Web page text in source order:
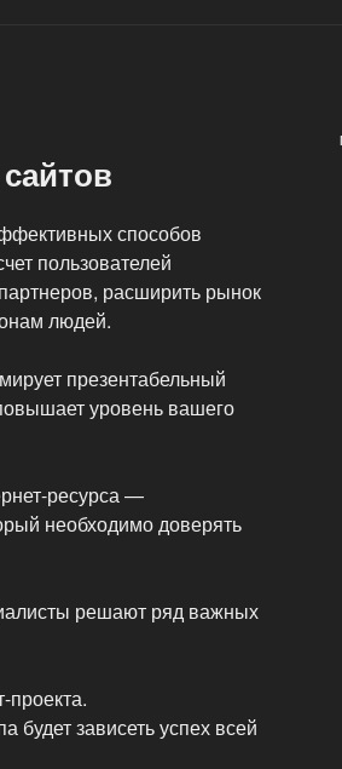
способов
пользователей
расширить рынок
людей.
презентабельный
уровень вашего
ресурса —
необходимо доверять
решают ряд важных
будет зависеть успех всей